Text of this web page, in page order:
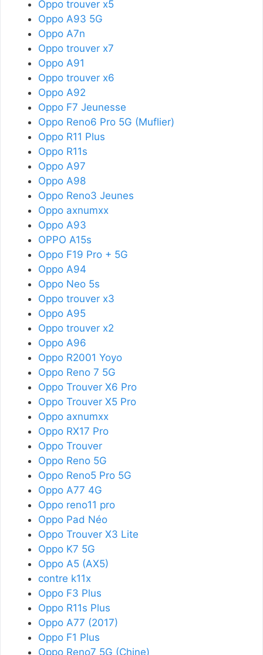
Oppo trouver x5
Oppo A93 5G
Oppo A7n
Oppo trouver x7
Oppo A91
Oppo trouver x6
Oppo A92
Oppo F7 Jeunesse
Oppo Reno6 Pro 5G (Muflier)
Oppo R11 Plus
Oppo R11s
Oppo A97
Oppo A98
Oppo Reno3 Jeunes
Oppo axnumxx
Oppo A93
OPPO A15s
Oppo F19 Pro + 5G
Oppo A94
Oppo Neo 5s
Oppo trouver x3
Oppo A95
Oppo trouver x2
Oppo A96
Oppo R2001 Yoyo
Oppo Reno 7 5G
Oppo Trouver X6 Pro
Oppo Trouver X5 Pro
Oppo axnumxx
Oppo RX17 Pro
Oppo Trouver
Oppo Reno 5G
Oppo Reno5 Pro 5G
Oppo A77 4G
Oppo reno11 pro
Oppo Pad Néo
Oppo Trouver X3 Lite
Oppo K7 5G
Oppo A5 (AX5)
contre k11x
Oppo F3 Plus
Oppo R11s Plus
Oppo A77 (2017)
Oppo F1 Plus
Oppo Reno7 5G (Chine)